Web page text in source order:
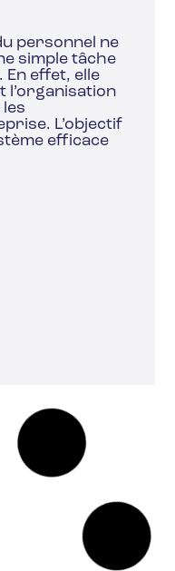
personnel ne
simple tâche
En effet, elle
l’organisation
L’objectif
efficace
TÉLÉTRAVAIL
la